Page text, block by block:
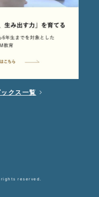
クス一覧
rights reserved.